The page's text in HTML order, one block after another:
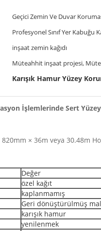
Geçici Zemin Ve Duvar
Profesyonel Sınıf Yer Kabuğu
inşaat zemin kağıdı
Müteahhit inşaat projesi,
Karışık Hamur Yüzey
İşlemlerinde Sert
820mm × 36m veya 30.48m
Değer
özel kağıt
kaplanmamış
Geri dönüştürülmüş
karışık hamur
yenilenmek